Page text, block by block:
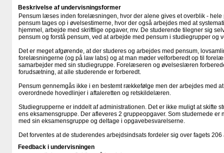
Beskrivelse af undervisningsformer
Pensum læses inden forelæsningen, hvor der alene gives et overblik -
pensum tages op i øvelsestimerne, hvor der også arbejdes med at
hjemmel, arbejde med skriftlige opgaver, mv. De studerende tilegner sig
pensum og forstå pensum, ved at arbejde med pensum i studiegrupper og
Det er meget afgørende, at der studeres og arbejdes med pensum,
forelæsningerne (og på law labs) og at man møder velforberedt op til
samarbejder med sin studiegruppe. Forelæseren og øvelseslæren
forudsætning, at alle studerende er forberedt.
Pensum gennemgås ikke i en bestemt rækkefølge men der arbejdes med
overordnede hovedlinjer i aftaleretten og retskildelæren.
Studiegrupperne er inddelt af administrationen. Det er ikke muligt at skifte
ens eksamensgruppe. Der afleveres 2 gruppeopgaver. Som studernede er
med sin eksamensgruppe og deltage i opgavebesvarelserne.
Det forventes at de studerendes arbejdsindsats fordeler sig over fagets
Feedback i undervisningen